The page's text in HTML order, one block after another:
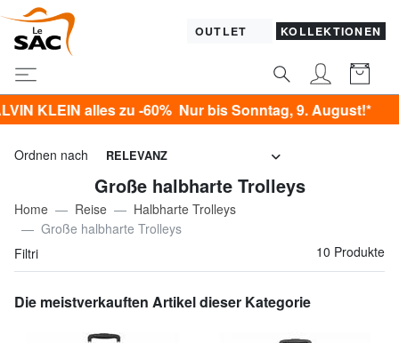
OUTLET KOLLEKTIONEN
alles zu -60% Nur bis Sonntag, 9. August!*
Ordnen nach RELEVANZ
Große halbharte Trolleys
Home Reise
Halbharte Trolleys
Große halbharte Trolleys
Filtri
10 Produkte
Die meistverkauften Artikel dieser Kategorie